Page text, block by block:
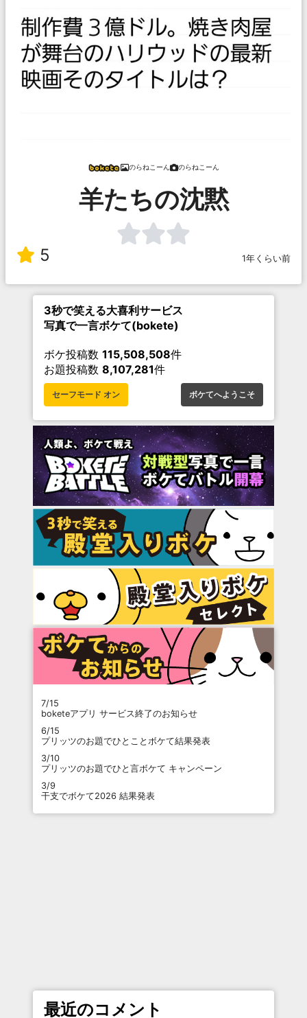
のらねこーん のらねこーん
羊たちの沈黙
5 1年くらい前
3秒で笑える大喜利サービス
写真で一言ボケて(bokete)
ボケ投稿数 115,508,508件
お題投稿数 8,107,281件
セーフモード オン ボケてへようこそ
7/15
boketeアプリ サービス終了のお知らせ
6/15
プリッツのお題でひとことボケて結果発表
3/10
プリッツのお題でひと言ボケて キャンペーン
3/9
干支でボケて2026 結果発表
最近のコメント